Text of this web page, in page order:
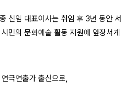
신임 대표이사는 취임 후 3년 동안 서
민의 문화예술 활동 지원에 앞장서게
극연출가 출신으로,